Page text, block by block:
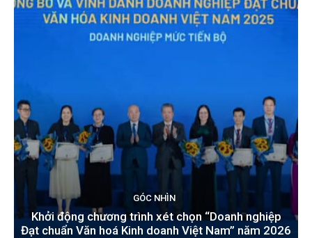
GÓC NHÌN
Khởi động chương trình xét chọn “Doanh nghiệp
Đạt chuẩn Văn hoá Kinh doanh Việt Nam” năm 2026